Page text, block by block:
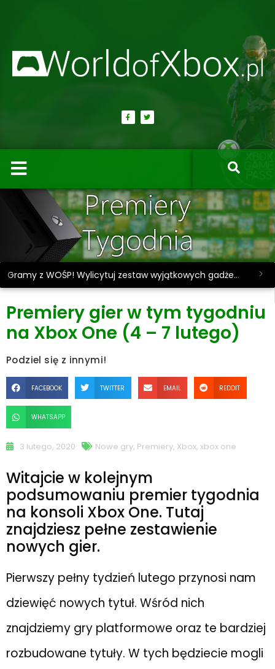
Gramy z WOŚP! Wylicytuj zestaw wyjątkowych gadżetów.
Premiery gier w tym tygodniu
na Xbox One (4 – 7 lutego)
Podziel się z innymi!
FACEBOOK TWITTER EMAIL REDDIT
WHATSAPP
3 lutego, 2020 Nowe gry, Premiery, Xbox, xbox one
Witajcie w kolejnym
podsumowaniu premier tygodnia
na konsoli Xbox One. Tutaj
znajdziesz pełne zestawienie
nowych gier.
Pierwszy pełny tydzień lutego przynosi nam
dziewięć nowych tytuł. Wśród nich
znajdziemy gry platformowe oraz te bardziej
rozbudowane tytuły. W tych będziecie mogli